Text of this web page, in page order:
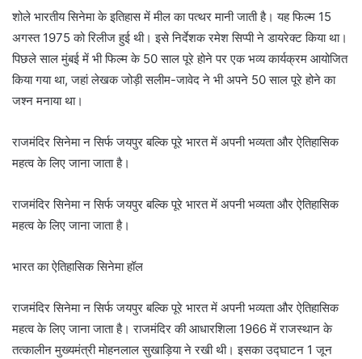
शोले भारतीय सिनेमा के इतिहास में मील का पत्थर मानी जाती है। यह फिल्म 15
अगस्त 1975 को रिलीज हुई थी। इसे निर्देशक रमेश सिप्पी ने डायरेक्ट किया था।
पिछले साल मुंबई में भी फिल्म के 50 साल पूरे होने पर एक भव्य कार्यक्रम आयोजित
किया गया था, जहां लेखक जोड़ी सलीम-जावेद ने भी अपने 50 साल पूरे होने का
जश्न मनाया था।
राजमंदिर सिनेमा न सिर्फ जयपुर बल्कि पूरे भारत में अपनी भव्यता और ऐतिहासिक
महत्व के लिए जाना जाता है।
राजमंदिर सिनेमा न सिर्फ जयपुर बल्कि पूरे भारत में अपनी भव्यता और ऐतिहासिक
महत्व के लिए जाना जाता है।
भारत का ऐतिहासिक सिनेमा हॉल
राजमंदिर सिनेमा न सिर्फ जयपुर बल्कि पूरे भारत में अपनी भव्यता और ऐतिहासिक
महत्व के लिए जाना जाता है। राजमंदिर की आधारशिला 1966 में राजस्थान के
तत्कालीन मुख्यमंत्री मोहनलाल सुखाड़िया ने रखी थी। इसका उद्घाटन 1 जून